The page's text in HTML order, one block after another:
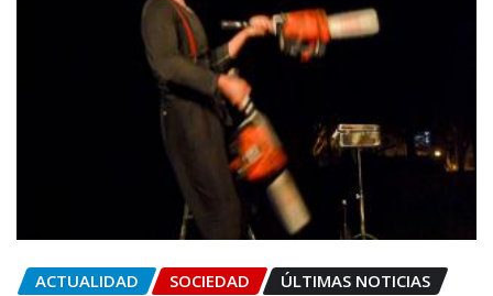
ACTUALIDAD SOCIEDAD ÚLTIMAS NOTICIAS